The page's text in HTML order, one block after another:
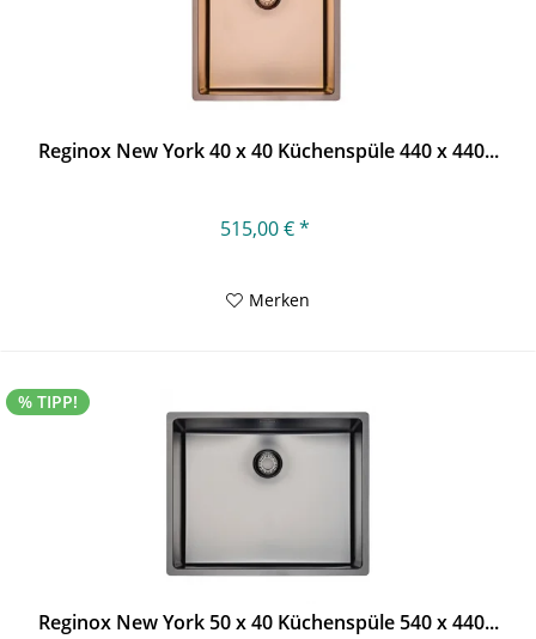
Reginox New York 40 x 40 Küchenspüle 440 x 440...
515,00 € *
Merken
% TIPP!
Reginox New York 50 x 40 Küchenspüle 540 x 440...